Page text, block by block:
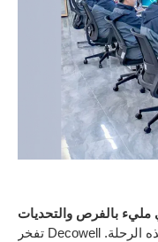
تفخر Decowell بالسير جنبًا إلى جنب مع الشركات في هذه الرحلة.